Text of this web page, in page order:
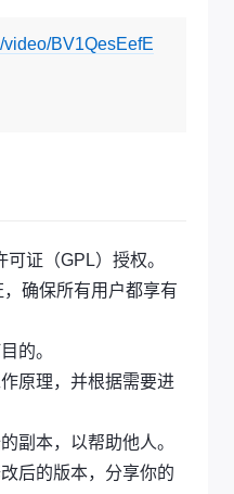
BV1QesEefE
证（GPL）授权。
确保所有用户都享有
的。
原理，并根据需要进
副本，以帮助他人。
后的版本，分享你的